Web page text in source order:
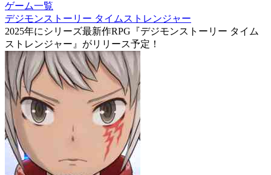
ゲーム一覧
デジモンストーリー タイムストレンジャー
2025年にシリーズ最新作RPG『デジモンストーリー タイム
ストレンジャー』がリリース予定！